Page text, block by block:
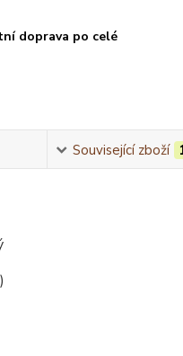
doprava po celé
Související zboží